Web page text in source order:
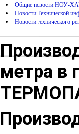
Общие новости НОУ-
Новости Технической
Новости технического
метра в